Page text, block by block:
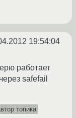
19:54:04
работает
safefail
топика